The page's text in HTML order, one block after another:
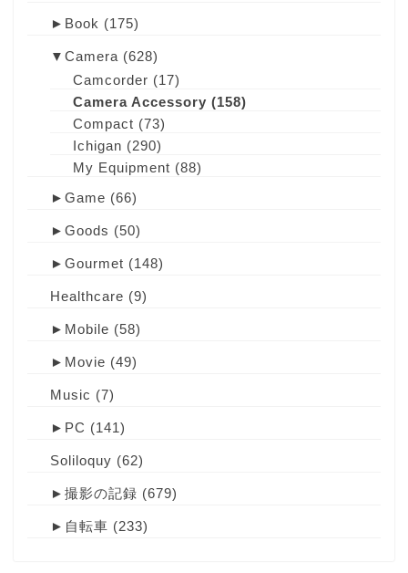
► Book (175)
▼ Camera (628)
Camcorder (17)
Camera Accessory (158)
Compact (73)
Ichigan (290)
My Equipment (88)
► Game (66)
► Goods (50)
► Gourmet (148)
Healthcare (9)
► Mobile (58)
► Movie (49)
Music (7)
► PC (141)
Soliloquy (62)
► 撮影の記録 (679)
► 自転車 (233)